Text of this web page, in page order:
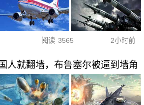
阅读 3565 2小时前
人就翻墙，布鲁塞尔被逼到墙角